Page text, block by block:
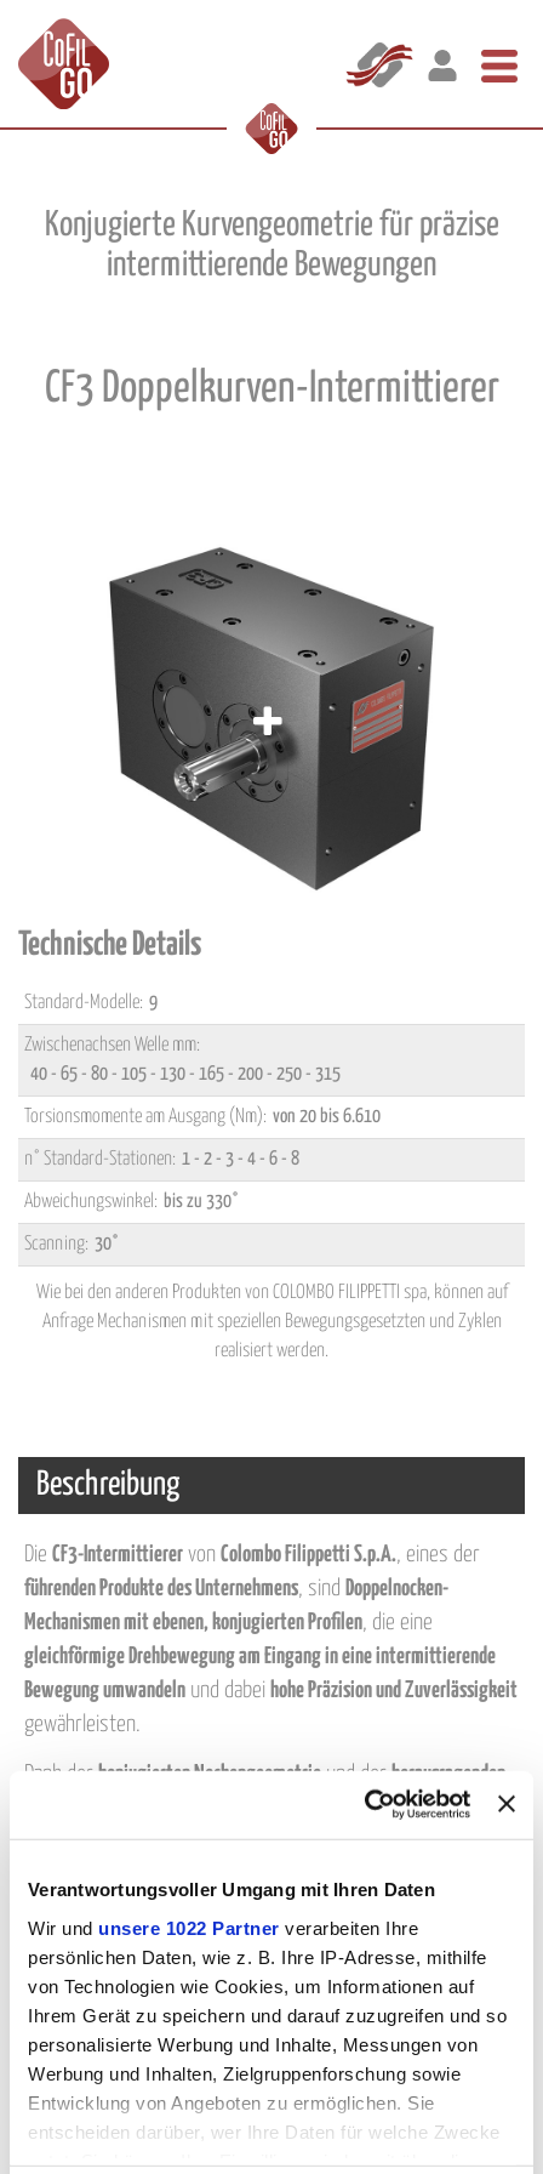
Verantwortungsvoller Umgang mit Ihren Daten
Wir und unsere 1022 Partner verarbeiten Ihre
persönlichen Daten, wie z. B. Ihre IP-Adresse, mithilfe
von Technologien wie Cookies, um Informationen auf
Ihrem Gerät zu speichern und darauf zuzugreifen und so
personalisierte Werbung und Inhalte, Messungen von
Werbung und Inhalten, Zielgruppenforschung sowie
Entwicklung von Angeboten zu ermöglichen. Sie
entscheiden darüber, wer Ihre Daten für welche Zwecke
Konjugierte Kurvengeometrie für präzise
intermittierende Bewegungen
CF3 Doppelkurven-Intermittierer
Technische Details
Standard-Modelle: 9
Zwischenachsen Welle mm:
40 - 65 - 80 - 105 - 130 - 165 - 200 - 250 - 315
Torsionsmomente am Ausgang (Nm): von 20 bis 6.610
n° Standard-Stationen: 1 - 2 - 3 - 4 - 6 - 8
Abweichungswinkel: bis zu 330°
Scanning: 30°
Wie bei den anderen Produkten von COLOMBO FILIPPETTI spa, können auf
Anfrage Mechanismen mit speziellen Bewegungsgesetzten und Zyklen
realisiert werden.
Beschreibung
Die CF3-Intermittierer von Colombo Filippetti S.p.A., eines der
führenden Produkte des Unternehmens, sind Doppelnocken-
Mechanismen mit ebenen, konjugierten Profilen, die eine
gleichförmige Drehbewegung am Eingang in eine intermittierende
Bewegung umwandeln und dabei hohe Präzision und Zuverlässigkeit
gewährleisten.
Dank der konjugierten Nockengeometrie und der herausragenden
, für die Colombo Filippetti bekannt ist,
gewährleisten die CF3-Intermittierergleichmäßige und dauerhaft
Diemechanische Robustheitund diepräzise Bearbeitung der
Nockenprofilesorgen für exakte Positionierung, lange Lebensdauer
und konstanten Betrieb.
Die CF3-Intermittierer sind die ideale Lösung für
automatische
Systeme und Montagelinien, die präzise und zuverlässige
intermittierende Bewegungenerfordern.